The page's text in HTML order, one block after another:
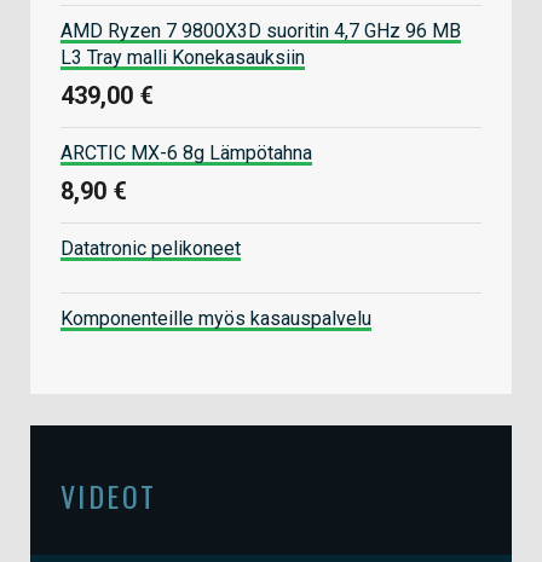
AMD Ryzen 7 9800X3D suoritin 4,7 GHz 96 MB
L3 Tray malli Konekasauksiin
439,00 €
ARCTIC MX-6 8g Lämpötahna
8,90 €
Datatronic pelikoneet
Komponenteille myös kasauspalvelu
VIDEOT